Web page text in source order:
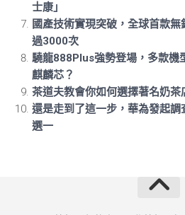
士康」
國產技術實現突破，全球首款
過3000次
驍龍888Plus強勢登場，多款機
麒麟芯？
茶道夫教會你如何選擇著名奶茶
還是走到了這一步，華為發起
選一